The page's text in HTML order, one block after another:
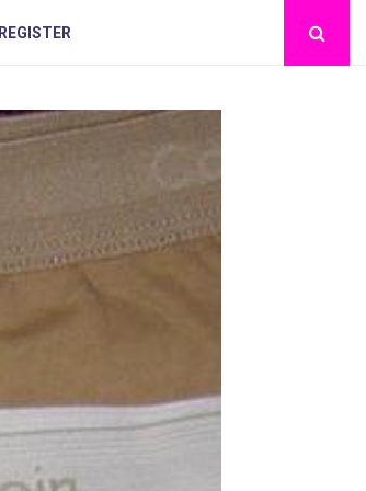
REGISTER